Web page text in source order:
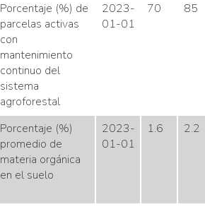
Porcentaje (%) de
parcelas activas
con
mantenimiento
continuo del
sistema
agroforestal
2023-
01-01
70 85
Porcentaje (%)
promedio de
materia orgánica
en el suelo
2023-
01-01
1.6 2.2